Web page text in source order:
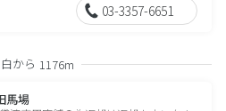
03-3357-6651
から 1176m
馬場